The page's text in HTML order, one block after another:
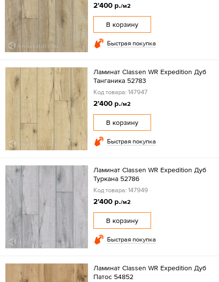
2'400 р./м2
В корзину
Быстрая покупка
Ламинат Classen WR Expedition Дуб
Танганика 52783
Код товара: 147947
2'400 р./м2
В корзину
Быстрая покупка
Ламинат Classen WR Expedition Дуб
Туркана 52786
Код товара: 147949
2'400 р./м2
В корзину
Быстрая покупка
Ламинат Classen WR Expedition Дуб
Патос 54852